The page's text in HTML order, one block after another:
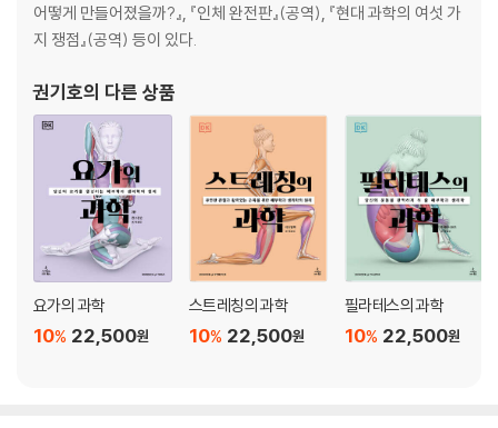
어떻게 만들어졌을까?』, 『인체 완전판』(공역), 『현대 과학의 여섯 가
지 쟁점』(공역) 등이 있다.
권기호의 다른 상품
요가의 과학
22,500원
10%
스트레칭의 과학
22,500원
10%
필라테스의 과학
22,500원
10%